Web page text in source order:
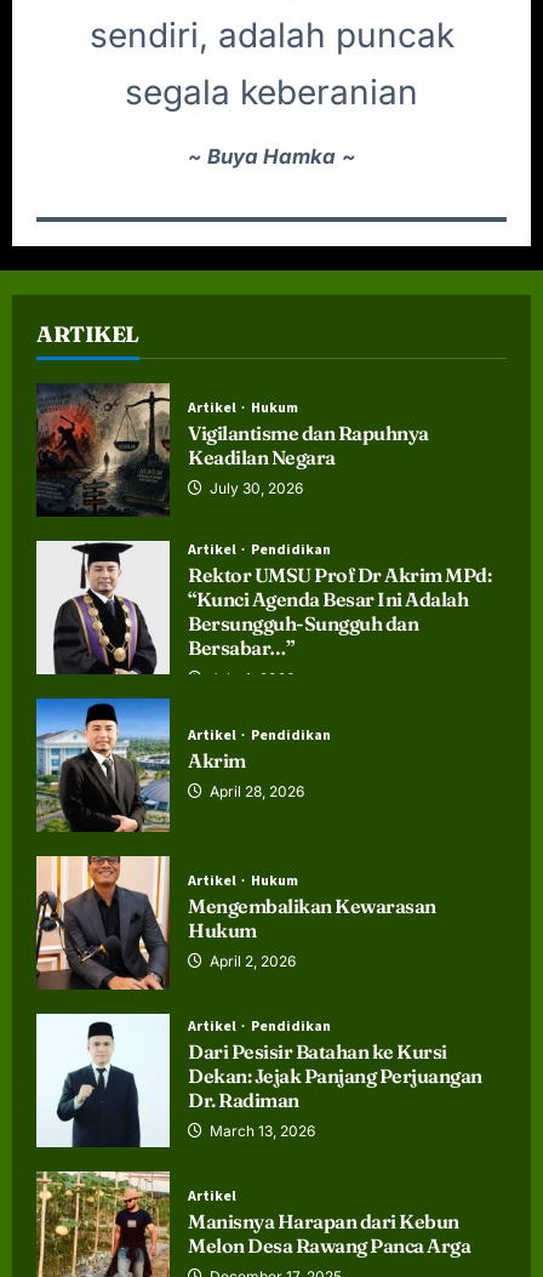
sendiri, adalah puncak
segala keberanian
~ Buya Hamka ~
ARTIKEL
Artikel Hukum
Vigilantisme dan Rapuhnya
Keadilan Negara
July 30, 2026
Artikel Pendidikan
Rektor UMSU Prof Dr Akrim MPd:
“Kunci Agenda Besar Ini Adalah
Bersungguh-Sungguh dan
Bersabar…”
July 4, 2026
Artikel Pendidikan
Akrim
April 28, 2026
Artikel Hukum
Mengembalikan Kewarasan
Hukum
April 2, 2026
Artikel Pendidikan
Dari Pesisir Batahan ke Kursi
Dekan: Jejak Panjang Perjuangan
Dr. Radiman
March 13, 2026
Artikel
Manisnya Harapan dari Kebun
Melon Desa Rawang Panca Arga